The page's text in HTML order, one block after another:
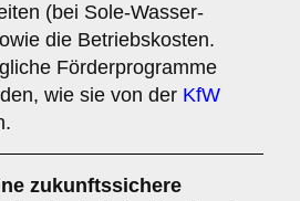
(bei Sole-Wasser-
die Betriebskosten.
Förderprogramme
wie sie von der KfW
zukunftssichere